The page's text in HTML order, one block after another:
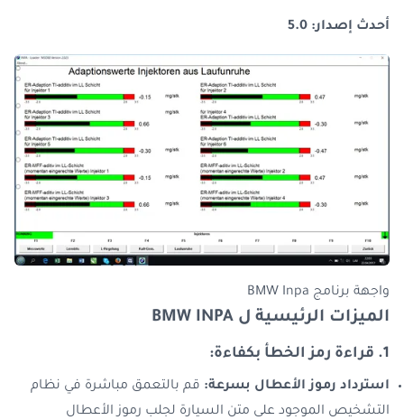
أحدث إصدار: 5.0
واجهة برنامج BMW Inpa
الميزات الرئيسية ل BMW INPA
1. قراءة رمز الخطأ بكفاءة:
استرداد رموز الأعطال بسرعة: قم بالتعمق مباشرة في نظام
التشخيص الموجود على متن السيارة لجلب رموز الأعطال